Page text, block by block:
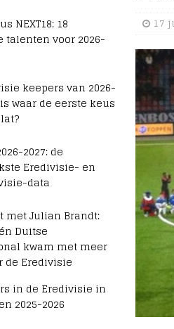
17
NEXT18: 18
talenten voor 2026-
keepers van 2026-
waar de eerste keus
2027: de
Eredivisie- en
data
met Julian Brandt:
Duitse
kwam met meer
de Eredivisie
in de Eredivisie in
2025-2026